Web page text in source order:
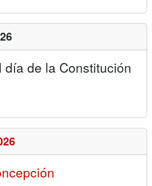
de la Constitución